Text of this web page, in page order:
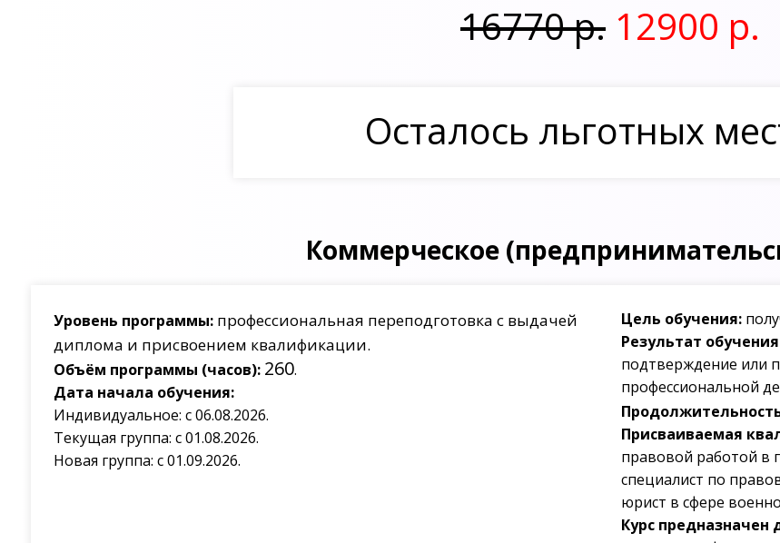
16770 р. 12900 р.
Осталось льготных
Коммерческое
Уровень программы: профессиональная переподготовка с выдачей
диплома и присвоением квалификации.
Объём программы (часов): 260.
Дата начала обучения:
Индивидуальное: с 06.08.2026.
Текущая группа: с 01.08.2026.
Новая группа: с 01.09.2026.
Цель обучения:
Результат
подтверждение или
профессиональной
Присваиваемая
правовой работой в
специалист по
юрист в сфере
Курс предназначен